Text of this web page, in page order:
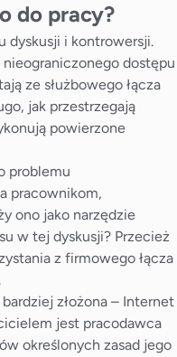
do pracy?
dyskusji i kontrowersji.
dostępu
ze służbowego łącza
jak przestrzegają
powierzone
problemu
pracownikom,
ono jako narzędzie
w tej dyskusji? Przecież
z firmowego łącza
złożona – Internet
jest pracodawca
określonych zasad jego